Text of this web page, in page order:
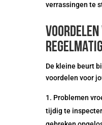
verrassingen te
Voordelen
De kleine beurt
voordelen voor
Problemen
tijdig te